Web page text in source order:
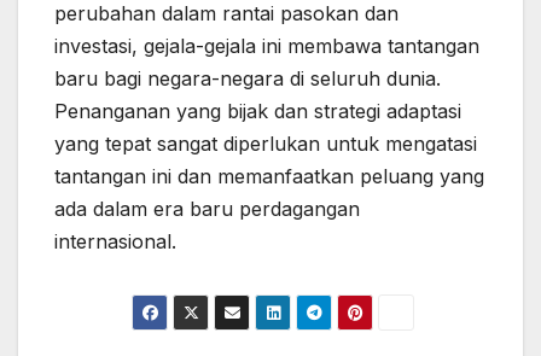
perubahan dalam rantai pasokan dan
investasi, gejala-gejala ini membawa tantangan
baru bagi negara-negara di seluruh dunia.
Penanganan yang bijak dan strategi adaptasi
yang tepat sangat diperlukan untuk mengatasi
tantangan ini dan memanfaatkan peluang yang
ada dalam era baru perdagangan
internasional.